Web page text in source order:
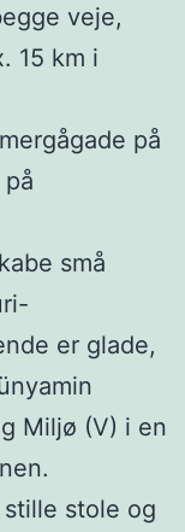
veje,
15 km i
på
små
er glade,
Miljø (V) i en
stole og